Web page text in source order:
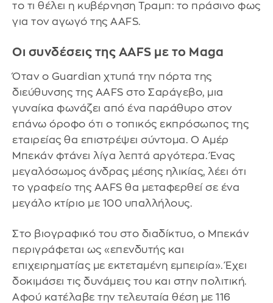
το τι θέλει η κυβέρνηση Τραμπ: το πράσινο φως
για τον αγωγό της AAFS.
Οι συνδέσεις της AAFS με το Maga
Όταν ο Guardian χτυπά την πόρτα της
διεύθυνσης της AAFS στο Σαράγεβο, μια
γυναίκα φωνάζει από ένα παράθυρο στον
επάνω όροφο ότι ο τοπικός εκπρόσωπος της
εταιρείας θα επιστρέψει σύντομα. Ο Αμέρ
Μπεκάν φτάνει λίγα λεπτά αργότερα. Ένας
μεγαλόσωμος άνδρας μέσης ηλικίας, λέει ότι
το γραφείο της AAFS θα μεταφερθεί σε ένα
μεγάλο κτίριο με 100 υπαλλήλους.
Στο βιογραφικό του στο διαδίκτυο, ο Μπεκάν
περιγράφεται ως «επενδυτής και
επιχειρηματίας με εκτεταμένη εμπειρία». Έχει
δοκιμάσει τις δυνάμεις του και στην πολιτική.
Αφού κατέλαβε την τελευταία θέση με 116